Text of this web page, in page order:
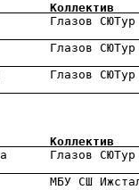
Глазов
Глазов
Глазов
МБУ СШ